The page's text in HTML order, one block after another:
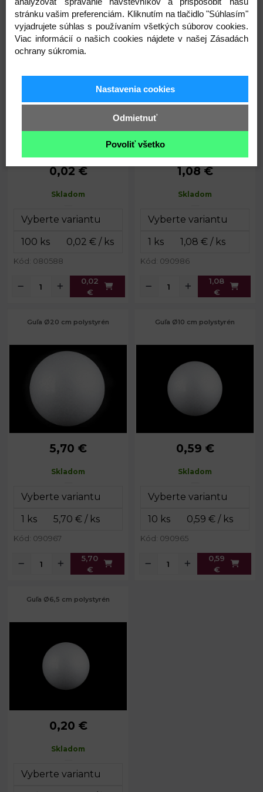
0,31
€
0,03
€
Priemer: 1,5 cm
0,02 €
Skladom
Kód: 080588
0,02
€
Guľa Ø15 cm polystyrén
Priemer: 15 cm
1,08 €
Skladom
Kód: 090986
1,08
€
Guľa Ø20 cm polystyrén
Priemer: 20 cm
5,70 €
Skladom
Kód: 090967
5,70
€
Guľa Ø10 cm polystyrén
Priemer: 10 cm
0,59 €
Skladom
Kód: 090965
0,59
€
Guľa Ø6,5 cm polystyrén
Priemer: 6,5 cm
0,20 €
Skladom
stránku vašim preferenciám. Kliknutím na tlačidlo "Súhlasím"
vyjadrujete súhlas s používaním všetkých súborov cookies.
Viac informácií o našich cookies nájdete v našej Zásadách
ochrany súkromia.
Nastavenia cookies
Odmietnuť
Povoliť všetko